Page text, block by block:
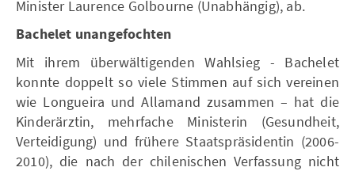
Minister Laurence Golbourne (Unabhängig), ab.
Bachelet unangefochten
Mit ihrem überwältigenden Wahlsieg - Bachelet
konnte doppelt so viele Stimmen auf sich vereinen
wie Longueira und Allamand zusammen – hat die
Kinderärztin, mehrfache Ministerin (Gesundheit,
Verteidigung) und frühere Staatspräsidentin (2006-
2010), die nach der chilenischen Verfassung nicht